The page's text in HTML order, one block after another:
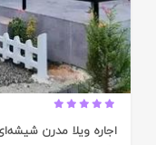
اجاره ویلا مدرن